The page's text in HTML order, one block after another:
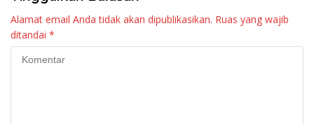
Alamat email Anda tidak akan dipublikasikan. Ruas yang wajib
ditandai *